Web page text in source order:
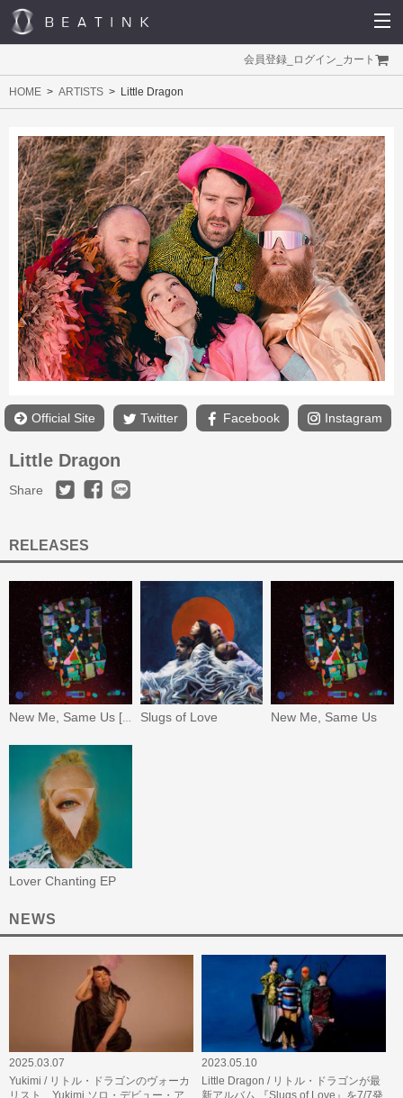
会員登録 ログイン カート
HOME ARTISTS Little Dragon
Official Site Twitter Facebook Instagram
Little Dragon
Share
RELEASES
Slugs of Love New Me, Same Us
Lover Chanting EP
NEWS
2025.03.07
Yukimi / リトル・ドラゴンのヴォーカ
リスト、Yukimi ソロ・デビュー・ア
2023.05.10
Little Dragon / リトル・ドラゴンが最
新アルバム 『Slugs of Love』を7/7発